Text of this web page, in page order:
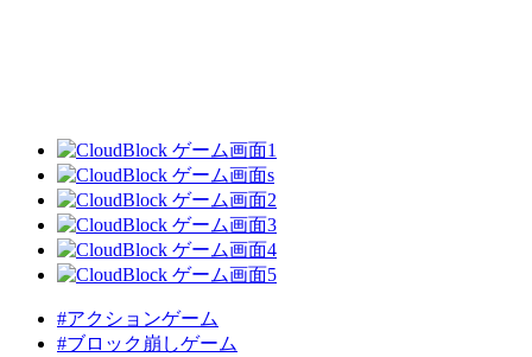
#アクションゲーム
#ブロック崩しゲーム